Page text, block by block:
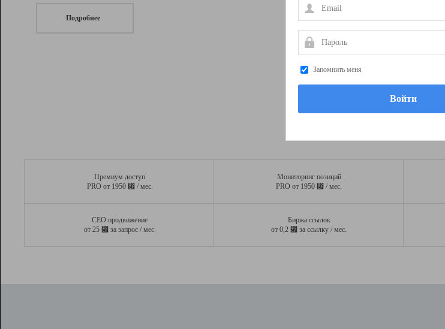
Подробнее
Премиум доступ
PRO от 1950 ⃏ / мес.
Мониторинг позиций
PRO от 1950 ⃏ / мес.
СЕО продвижение
от 25 ⃏ за запрос / мес.
Биржа ссылок
от 0,2 ⃏ за ссылку / мес.
Email
Пароль
Запомнить меня